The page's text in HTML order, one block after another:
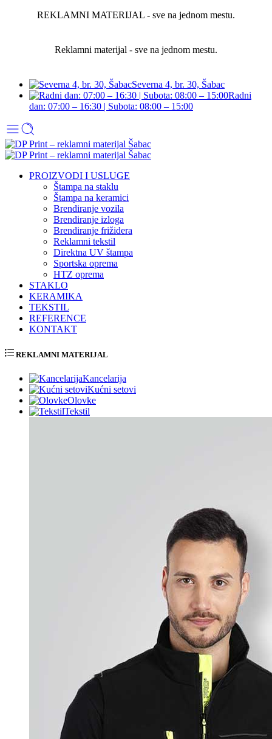
REKLAMNI MATERIJAL - sve na jednom mestu.
Reklamni materijal - sve na jednom mestu.
Severna 4, br. 30, Šabac
Radni
dan: 07:00 – 16:30 | Subota: 08:00 – 15:00
PROIZVODI I USLUGE
Štampa na staklu
Štampa na keramici
Brendiranje vozila
Brendiranje izloga
Brendiranje frižidera
Reklamni tekstil
Direktna UV štampa
Sportska oprema
HTZ oprema
STAKLO
KERAMIKA
TEKSTIL
REFERENCE
KONTAKT
REKLAMNI MATERIJAL
Kancelarija
Kućni setovi
Olovke
Tekstil